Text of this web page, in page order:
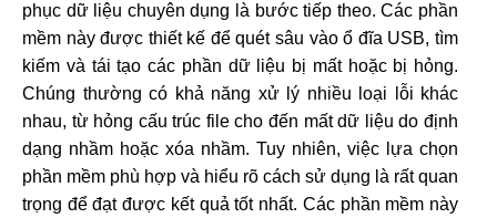
phục dữ liệu chuyên dụng là bước tiếp theo. Các phần
mềm này được thiết kế để quét sâu vào ổ đĩa USB, tìm
kiếm và tái tạo các phần dữ liệu bị mất hoặc bị hỏng.
Chúng thường có khả năng xử lý nhiều loại lỗi khác
nhau, từ hỏng cấu trúc file cho đến mất dữ liệu do định
dạng nhầm hoặc xóa nhầm. Tuy nhiên, việc lựa chọn
phần mềm phù hợp và hiểu rõ cách sử dụng là rất quan
trọng để đạt được kết quả tốt nhất. Các phần mềm này